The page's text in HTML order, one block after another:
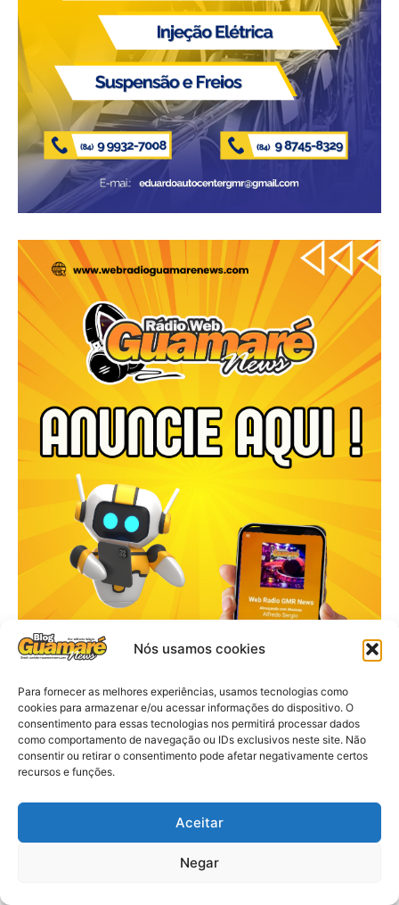
Nós usamos cookies
Para fornecer as melhores experiências, usamos tecnologias como
cookies para armazenar e/ou acessar informações do dispositivo. O
consentimento para essas tecnologias nos permitirá processar dados
como comportamento de navegação ou IDs exclusivos neste site. Não
consentir ou retirar o consentimento pode afetar negativamente certos
recursos e funções.
Aceitar
Negar